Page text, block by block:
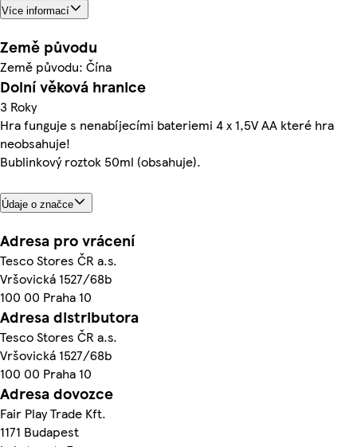
Více informací
Země původu
Země původu: Čína
Dolní věková hranice
3 Roky
Hra funguje s nenabíjecími bateriemi 4 x 1,5V AA které hra
neobsahuje!
Bublinkový roztok 50ml (obsahuje).
Údaje o značce
Adresa pro vrácení
Tesco Stores ČR a.s.
Vršovická 1527/68b
100 00 Praha 10
Adresa distributora
Tesco Stores ČR a.s.
Vršovická 1527/68b
100 00 Praha 10
Adresa dovozce
Fair Play Trade Kft.
1171 Budapest